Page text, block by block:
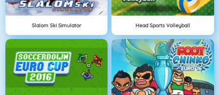
Slalom Ski Simulator Head Sports Volleyball